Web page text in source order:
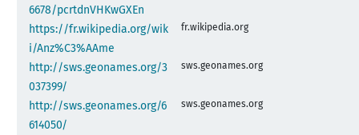
6678/pcrtdnVHKwGXEn
https://fr.wikipedia.org/wik
i/Anz%C3%AAme
fr.wikipedia.org
http://sws.geonames.org/3
037399/
sws.geonames.org
http://sws.geonames.org/6
614050/
sws.geonames.org